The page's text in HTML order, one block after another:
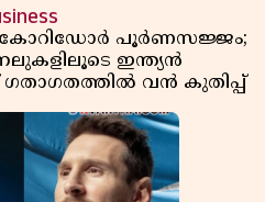
കോറിഡോർ പൂർണസജ്ജം;
ഇന്ത്യൻ
വൻ കുതിപ്പ്